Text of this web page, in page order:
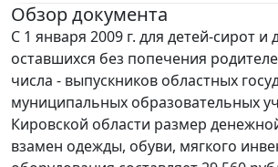
Обзор документа
С 1 января 2009 г. для детей-сирот и
оставшихся без попечения
числа - выпускников областных
муниципальных образовательных
Кировской области размер
взамен одежды, обуви, мягкого